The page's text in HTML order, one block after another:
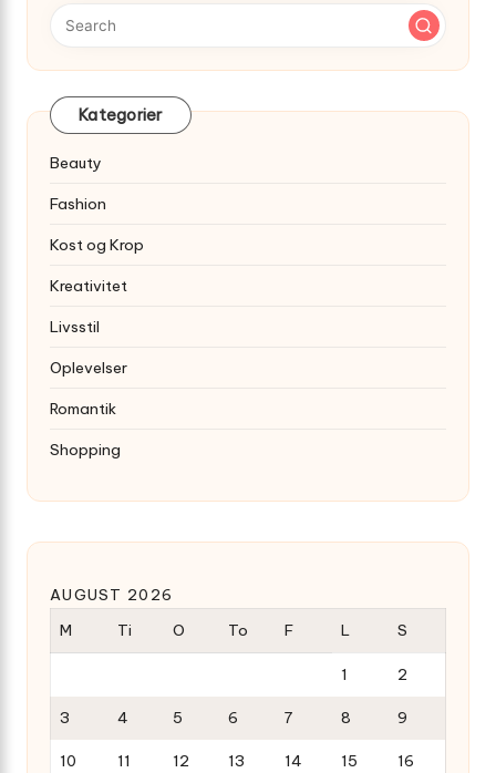
Kategorier
Beauty
Fashion
Kost og Krop
Kreativitet
Livsstil
Oplevelser
Romantik
Shopping
AUGUST 2026
M
Ti O To F L S
1 2
3 4 5 6 7 8 9
10 11 12 13 14 15 16